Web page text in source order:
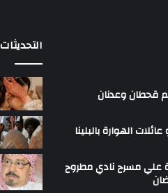
قحطان وعدنان
عائلات الهوارة بالبلينا
علي مسرح نادي مطروح
التحديثات